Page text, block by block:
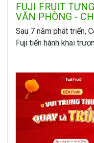
FUJI FRUIT
VĂN PHÒNG -
Sau 7 năm phát triển,
Fuji tiến hành khai